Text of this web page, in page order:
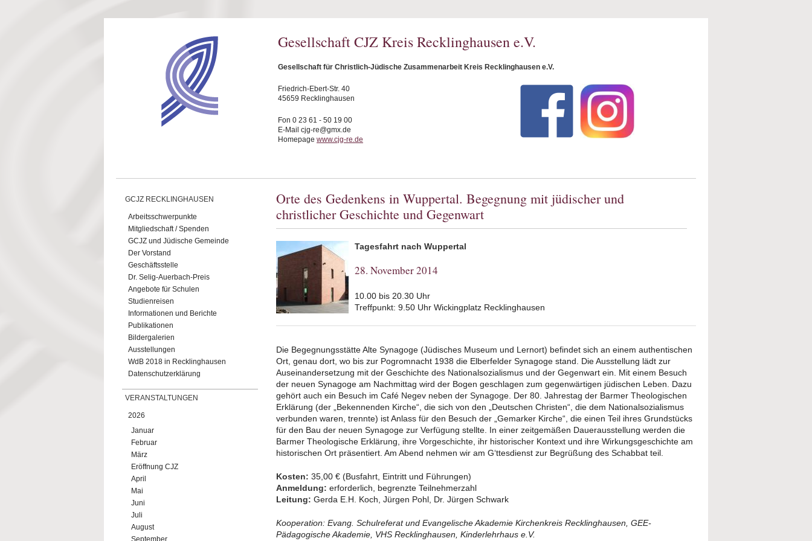
Gesellschaft CJZ Kreis Recklinghausen e.V.
Gesellschaft für Christlich-Jüdische Zusammenarbeit Kreis Recklinghausen e.V.
Friedrich-Ebert-Str. 40
45659 Recklinghausen
Fon 0 23 61 - 50 19 00
E-Mail cjg-re@gmx.de
Homepage www.cjg-re.de
GCJZ RECKLINGHAUSEN
Arbeitsschwerpunkte
Mitgliedschaft / Spenden
GCJZ und Jüdische Gemeinde
Der Vorstand
Geschäftsstelle
Dr. Selig-Auerbach-Preis
Angebote für Schulen
Studienreisen
Informationen und Berichte
Publikationen
Bildergalerien
Ausstellungen
WdB 2018 in Recklinghausen
Datenschutzerklärung
VERANSTALTUNGEN
2026
Januar
Februar
März
Eröffnung CJZ
April
Mai
Juni
Juli
August
September
Orte des Gedenkens in Wuppertal. Begegnung mit jüdischer und
christlicher Geschichte und Gegenwart
Tagesfahrt nach Wuppertal
28. November 2014
10.00 bis 20.30 Uhr
Treffpunkt: 9.50 Uhr Wickingplatz Recklinghausen
Die Begegnungsstätte Alte Synagoge (Jüdisches Museum und Lernort) befindet sich an einem authentischen
Ort, genau dort, wo bis zur Pogromnacht 1938 die Elberfelder Synagoge stand. Die Ausstellung lädt zur
Auseinandersetzung mit der Geschichte des Nationalsozialismus und der Gegenwart ein. Mit einem Besuch
der neuen Synagoge am Nachmittag wird der Bogen geschlagen zum gegenwärtigen jüdischen Leben. Dazu
gehört auch ein Besuch im Café Negev neben der Synagoge. Der 80. Jahrestag der Barmer Theologischen
Erklärung (der „Bekennenden Kirche“, die sich von den „Deutschen Christen“, die dem Nationalsozialismus
verbunden waren, trennte) ist Anlass für den Besuch der „Gemarker Kirche“, die einen Teil ihres Grundstücks
für den Bau der neuen Synagoge zur Verfügung stellte. In einer zeitgemäßen Dauerausstellung werden die
Barmer Theologische Erklärung, ihre Vorgeschichte, ihr historischer Kontext und ihre Wirkungsgeschichte am
historischen Ort präsentiert. Am Abend nehmen wir am G‘ttesdienst zur Begrüßung des Schabbat teil.
Kosten: 35,00 € (Busfahrt, Eintritt und Führungen)
Anmeldung: erforderlich, begrenzte Teilnehmerzahl
Leitung: Gerda E.H. Koch, Jürgen Pohl, Dr. Jürgen Schwark
Kooperation: Evang. Schulreferat und Evangelische Akademie Kirchenkreis Recklinghausen, GEE-
Pädagogische Akademie, VHS Recklinghausen, Kinderlehrhaus e.V.